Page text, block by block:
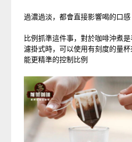
過濃過淡，都會直接影響喝的口感
比例抓準這件事，對於咖啡沖煮
濾掛式時，可以使用有刻度的量
能更精準的控制比例